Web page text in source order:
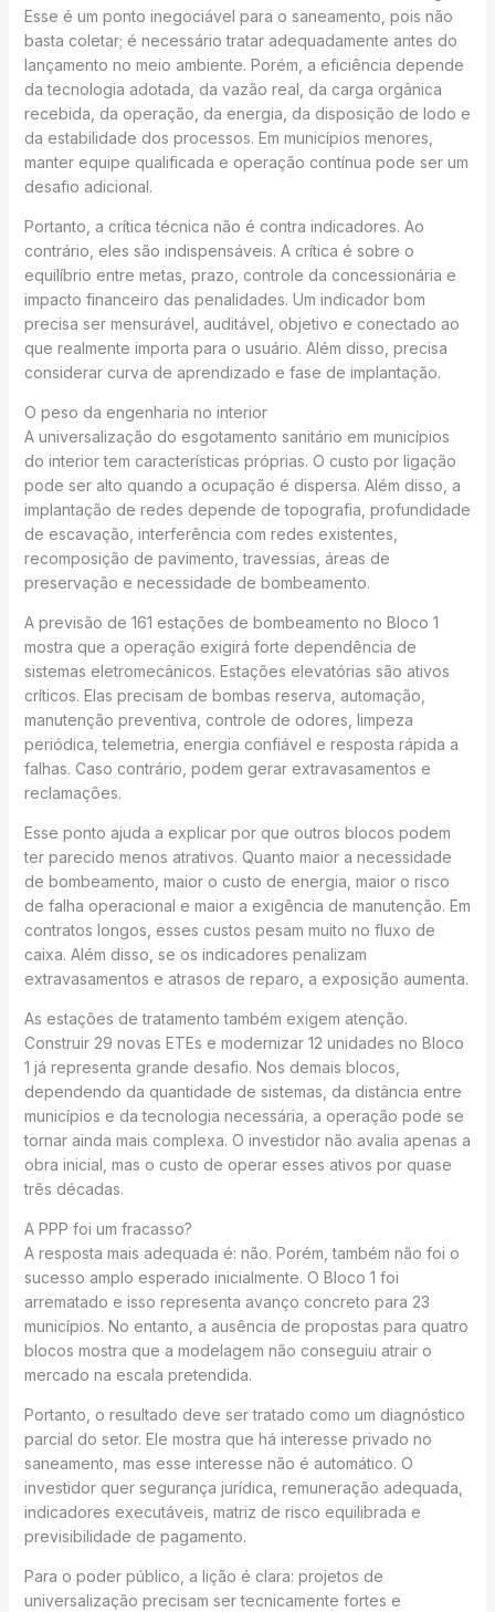
Esse é um ponto inegociável para o saneamento, pois não
basta coletar; é necessário tratar adequadamente antes do
lançamento no meio ambiente. Porém, a eficiência depende
da tecnologia adotada, da vazão real, da carga orgânica
recebida, da operação, da energia, da disposição de lodo e
da estabilidade dos processos. Em municípios menores,
manter equipe qualificada e operação contínua pode ser um
desafio adicional.
Portanto, a crítica técnica não é contra indicadores. Ao
contrário, eles são indispensáveis. A crítica é sobre o
equilíbrio entre metas, prazo, controle da concessionária e
impacto financeiro das penalidades. Um indicador bom
precisa ser mensurável, auditável, objetivo e conectado ao
que realmente importa para o usuário. Além disso, precisa
considerar curva de aprendizado e fase de implantação.
O peso da engenharia no interior
A universalização do esgotamento sanitário em municípios
do interior tem características próprias. O custo por ligação
pode ser alto quando a ocupação é dispersa. Além disso, a
implantação de redes depende de topografia, profundidade
de escavação, interferência com redes existentes,
recomposição de pavimento, travessias, áreas de
preservação e necessidade de bombeamento.
A previsão de 161 estações de bombeamento no Bloco 1
mostra que a operação exigirá forte dependência de
sistemas eletromecânicos. Estações elevatórias são ativos
críticos. Elas precisam de bombas reserva, automação,
manutenção preventiva, controle de odores, limpeza
periódica, telemetria, energia confiável e resposta rápida a
falhas. Caso contrário, podem gerar extravasamentos e
reclamações.
Esse ponto ajuda a explicar por que outros blocos podem
ter parecido menos atrativos. Quanto maior a necessidade
de bombeamento, maior o custo de energia, maior o risco
de falha operacional e maior a exigência de manutenção. Em
contratos longos, esses custos pesam muito no fluxo de
caixa. Além disso, se os indicadores penalizam
extravasamentos e atrasos de reparo, a exposição aumenta.
As estações de tratamento também exigem atenção.
Construir 29 novas ETEs e modernizar 12 unidades no Bloco
1 já representa grande desafio. Nos demais blocos,
dependendo da quantidade de sistemas, da distância entre
municípios e da tecnologia necessária, a operação pode se
tornar ainda mais complexa. O investidor não avalia apenas a
obra inicial, mas o custo de operar esses ativos por quase
três décadas.
A PPP foi um fracasso?
A resposta mais adequada é: não. Porém, também não foi o
sucesso amplo esperado inicialmente. O Bloco 1 foi
arrematado e isso representa avanço concreto para 23
municípios. No entanto, a ausência de propostas para quatro
blocos mostra que a modelagem não conseguiu atrair o
mercado na escala pretendida.
Portanto, o resultado deve ser tratado como um diagnóstico
parcial do setor. Ele mostra que há interesse privado no
saneamento, mas esse interesse não é automático. O
investidor quer segurança jurídica, remuneração adequada,
indicadores executáveis, matriz de risco equilibrada e
previsibilidade de pagamento.
Para o poder público, a lição é clara: projetos de
universalização precisam ser tecnicamente fortes e